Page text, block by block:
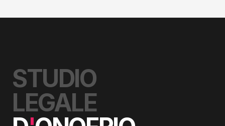
STUDIO
LEGALE